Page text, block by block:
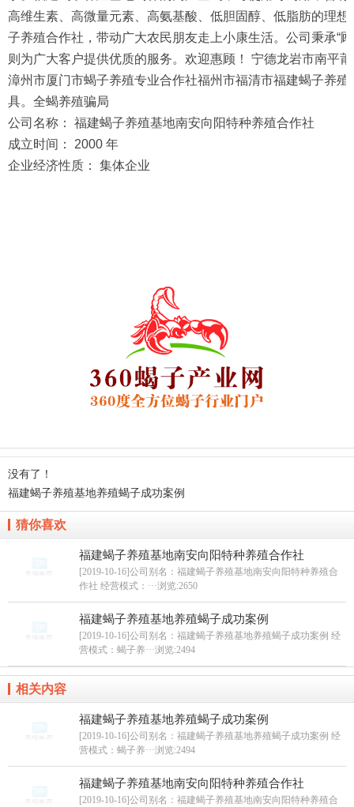
高维生素、高微量元素、高氨基酸、低胆固醇、低脂肪的理
子养殖合作社，带动广大农民朋友走上小康生活。公司秉承“
则为广大客户提供优质的服务。欢迎惠顾！ 宁德龙岩市南平
漳州市厦门市蝎子养殖专业合作社福州市福清市福建蝎子养
具。全蝎养殖骗局
公司名称：
福建蝎子养殖基地南安向阳特种养殖合作社
成立时间：
2000 年
企业经济性质：
集体企业
没有了！
福建蝎子养殖基地养殖蝎子成功案例
猜你喜欢
福建蝎子养殖基地南安向阳特种养殖合作社
[2019-10-16]公司别名：福建蝎子养殖基地南安向阳特种养殖合
作社 经营模式：···浏览:2650
福建蝎子养殖基地养殖蝎子成功案例
[2019-10-16]公司别名：福建蝎子养殖基地养殖蝎子成功案例 经
营模式：蝎子养···浏览:2494
相关内容
福建蝎子养殖基地养殖蝎子成功案例
[2019-10-16]公司别名：福建蝎子养殖基地养殖蝎子成功案例 经
营模式：蝎子养···浏览:2494
福建蝎子养殖基地南安向阳特种养殖合作社
[2019-10-16]公司别名：福建蝎子养殖基地南安向阳特种养殖合